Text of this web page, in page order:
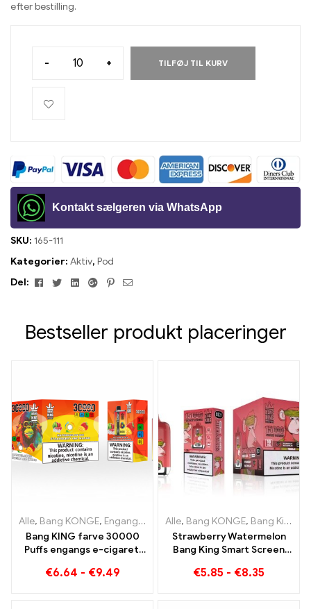
efter bestilling.
- + TILFØJ TIL KURV
Kontakt sælgeren via WhatsApp
SKU: 165-111
Kategorier: Aktiv, Pod
Del:
FacebookTwitterLinkedinGoogle+Pinterest
E-
Bestseller produkt placeringer
Alle, Bang KONGE, Engangs e-cigaretter Litauen ,Engangs e-
Bang KING farve 30000
Puffs engangs e-cigaret.
af kølig vandmelon-is og
€6.64 - €9.49
Alle, Bang KONGE, Bang King Smart skærm 15000 Puff
Strawberry Watermelon
Bang King Smart Screen
afslappende fornøjelse af
€5.85 - €8.35